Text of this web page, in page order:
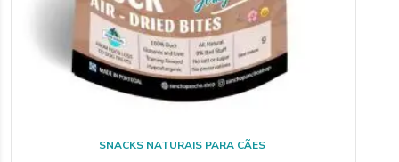
SNACKS NATURAIS PARA CÃES